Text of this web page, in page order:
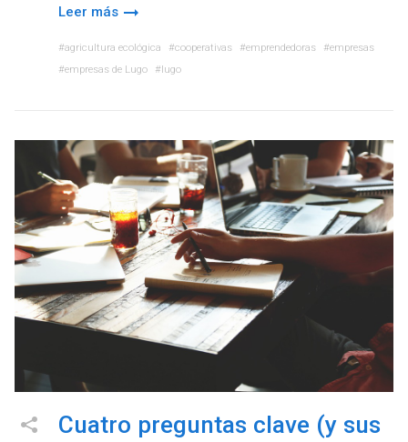
Leer más
agricultura ecológica cooperativas emprendedoras
empresas
empresas de Lugo
lugo
Cuatro preguntas clave (y sus